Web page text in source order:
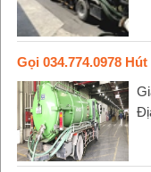
Gọi 034.774.0978